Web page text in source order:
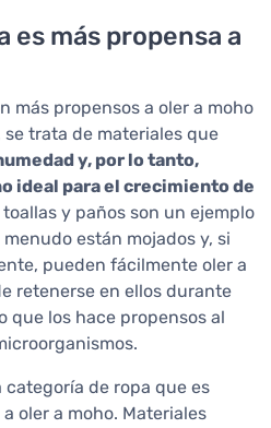
es más propensa a
más propensos a oler a moho
trata de materiales que
y, por lo tanto,
ideal para el crecimiento de
toallas y paños son un ejemplo
están mojados y, si
pueden fácilmente oler a
retenerse en ellos durante
que los hace propensos al
de ropa que es
oler a moho. Materiales